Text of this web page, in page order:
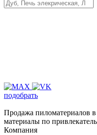
подобрать
Продажа пиломатериалов
материалы по
Компания